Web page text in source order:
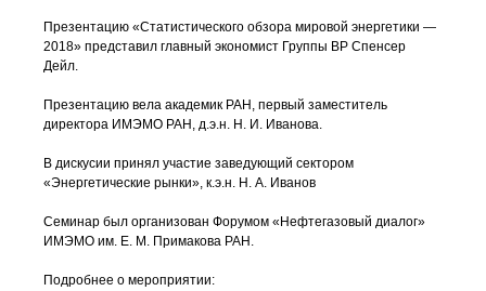
Презентацию «Статистического обзора мировой энергетики —
2018» представил главный экономист Группы ВР Спенсер
Дейл.
Презентацию вела академик РАН, первый заместитель
директора ИМЭМО РАН, д.э.н. Н. И. Иванова.
В дискусии принял участие заведующий сектором
«Энергетические рынки», к.э.н. Н. А. Иванов
Семинар был организован Форумом «Нефтегазовый диалог»
ИМЭМО им. Е. М. Примакова РАН.
Подробнее о мероприятии: